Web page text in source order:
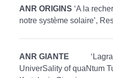
ANR ORIGINS ‘A la
notre système solaire’,
ANR GIANTE
UniverSality of quaNtum